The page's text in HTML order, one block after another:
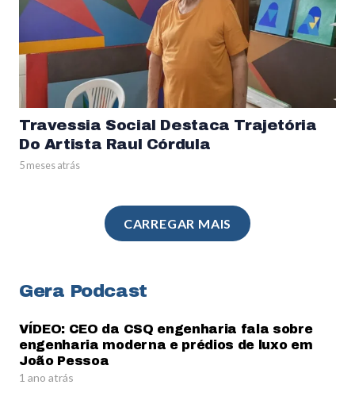
Travessia Social Destaca Trajetória
Do Artista Raul Córdula
5 meses atrás
CARREGAR MAIS
Gera Podcast
VÍDEO: CEO da CSQ engenharia fala sobre
engenharia moderna e prédios de luxo em
João Pessoa
1 ano atrás